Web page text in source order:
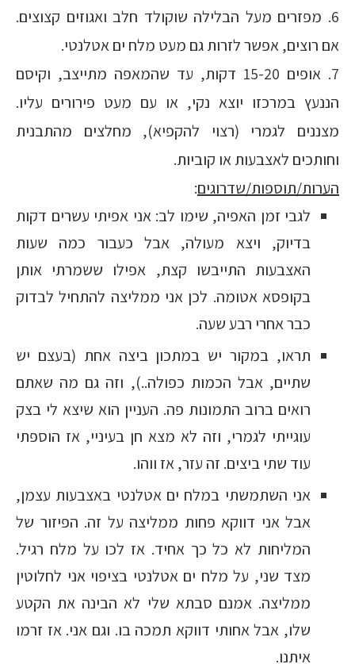
6. מפזרים מעל הבלילה שוקולד חלב ואגוזים קצוצים.
אם רוצים, אפשר לזרות גם מעט מלח ים אטלנטי.
7. אופים 15-20 דקות, עד שהמאפה מתייצב, וקיסם
הננעץ במרכזו יוצא נקי, או עם מעט פירורים עליו.
מצננים לגמרי (רצוי להקפיא), מחלצים מהתבנית
וחותכים לאצבעות או קוביות.
הערות/תוספות/שדרוגים:
לגבי זמן האפיה, שימו לב: אני אפיתי עשרים דקות
בדיוק, ויצא מעולה, אבל כעבור כמה שעות
האצבעות התייבשו קצת, אפילו ששמרתי אותן
בקופסא אטומה. לכן אני ממליצה להתחיל לבדוק
כבר אחרי רבע שעה.
תראו, במקור יש במתכון ביצה אחת (בעצם יש
שתיים, אבל הכמות כפולה..), וזה גם מה שאתם
רואים ברוב התמונות פה. העניין הוא שיצא לי בצק
עוגייתי לגמרי, וזה לא מצא חן בעיניי, אז הוספתי
עוד שתי ביצים. זה עזר, אז ווהו.
אני השתמשתי במלח ים אטלנטי באצבעות עצמן,
אבל אני דווקא פחות ממליצה על זה. הפיזור של
המליחות לא כל כך אחיד. אז לכו על מלח רגיל.
מצד שני, על מלח ים אטלנטי בציפוי אני לחלוטין
ממליצה. אמנם סבתא שלי לא הבינה את הקטע
שלו, אבל אחותי דווקא תמכה בו. וגם אני. אז זרמו
איתנו.